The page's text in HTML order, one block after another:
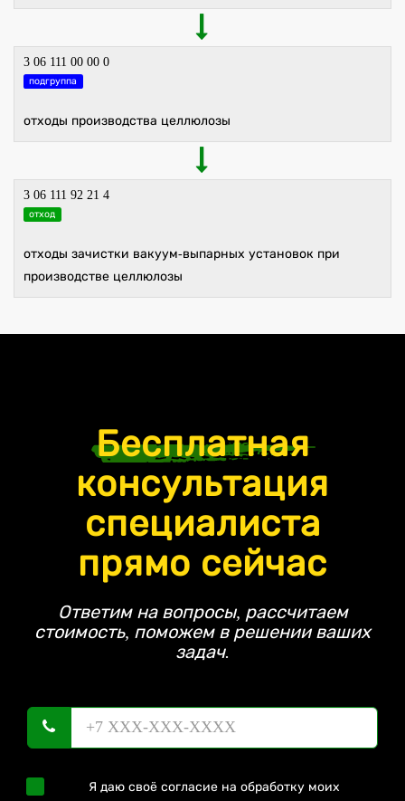
3 06 111 00 00 0
подгруппа
отходы производства целлюлозы
3 06 111 92 21 4
отход
отходы зачистки вакуум-выпарных установок при
производстве целлюлозы
Бесплатная
консультация
специалиста
прямо сейчас
Ответим на вопросы, рассчитаем
стоимость, поможем в решении ваших
задач.
Я даю своё согласие на обработку моих